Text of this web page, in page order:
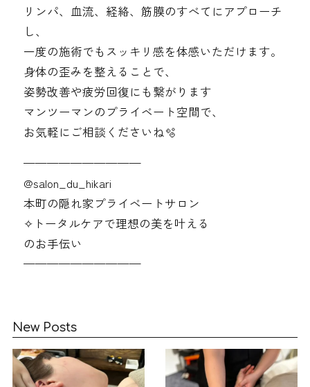
リンパ、血流、経絡、筋膜のすべてにアプローチ
し、
一度の施術でもスッキリ感を体感いただけます。
身体の歪みを整えることで、
姿勢改善や疲労回復にも繋がります
マンツーマンのプライベート空間で、
お気軽にご相談くださいね🫧
——————————
@‌salon_du_hikari
本町の隠れ家プライベートサロン
✧︎トータルケアで理想の美を叶える
のお手伝い
——————————
New Posts